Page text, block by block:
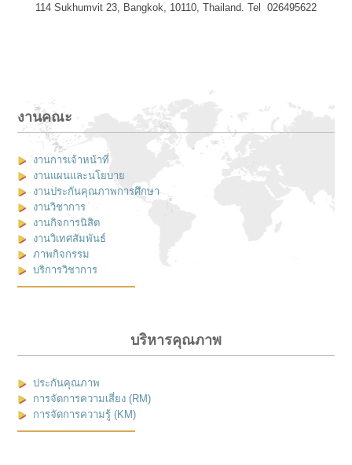
114 Sukhumvit 23, Bangkok, 10110, Thailand. Tel 026495622
งานคณะ
งานการเจ้าหน้าที่
งานแผนและนโยบาย
งานประกันคุณภาพการศึกษา
งานวิชาการ
งานกิจการนิสิต
งานวิเทศสัมพันธ์
ภาพกิจกรรม
บริการวิชาการ
บริหารคุณภาพ
ประกันคุณภาพ
การจัดการความเสี่ยง (RM)
การจัดการความรู้ (KM)